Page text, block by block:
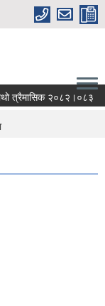
त्रैमासिक २०८२।०८३